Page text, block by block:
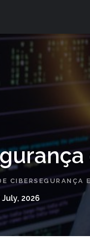
CIBERSEGURANÇA
July, 2026